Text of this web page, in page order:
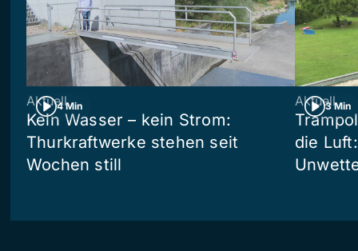
4 Min
Aktuell
Kein Wasser – kein Strom:
Thurkraftwerke stehen seit
Wochen still
3 Min
Aktuell
die